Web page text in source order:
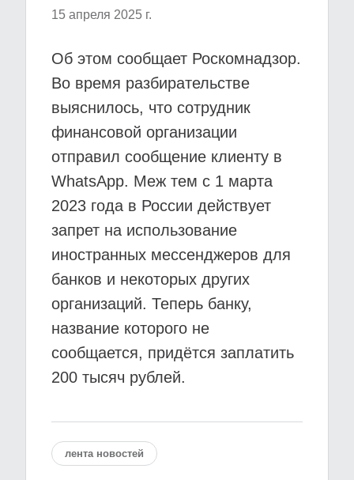
15 апреля 2025 г.
Об этом сообщает Роскомнадзор.
Во время разбирательстве
выяснилось, что сотрудник
финансовой организации
отправил сообщение клиенту в
WhatsApp. Меж тем с 1 марта
2023 года в России действует
запрет на использование
иностранных мессенджеров для
банков и некоторых других
организаций. Теперь банку,
название которого не
сообщается, придётся заплатить
200 тысяч рублей.
лента новостей